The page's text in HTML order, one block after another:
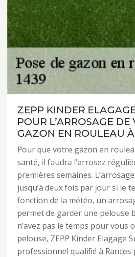
ZEPP KINDER
POUR L’ARROSAGE DE
GAZON EN ROULEAU
Pour que votre gazon en
santé, il faudra l’arrosez
premières semaines.
jusqu’à deux fois par jour si le
fonction de la météo, un
permet de garder une pelouse
n’avez pas le temps pour vous
pelouse, ZEPP Kinder Elagage
professionnel qualifié à Rances